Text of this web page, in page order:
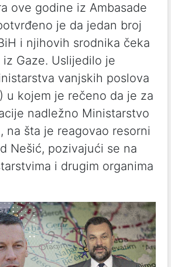
ove godine iz Ambasade
je da jedan broj
i njihovih srodnika čeka
Gaze. Uslijedilo je
vanjskih poslova
u kojem je rečeno da je za
nadležno Ministarstvo
na šta je reagovao resorni
Nešić, pozivajući se na
i drugim organima